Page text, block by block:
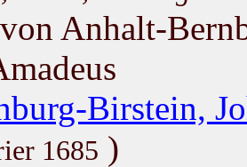
Anhalt-
Birstein,
1685 )